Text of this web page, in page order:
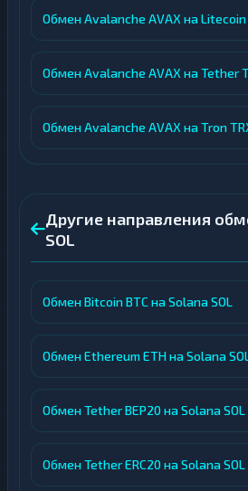
Обмен Avalanche AVAX на Litecoin
Обмен Avalanche AVAX на Tether
Обмен Avalanche AVAX на Tron
Другие направления
SOL
Обмен Bitcoin BTC на Solana SOL
Обмен Ethereum ETH на Solana
Обмен Tether BEP20 на Solana SOL
Обмен Tether ERC20 на Solana SOL